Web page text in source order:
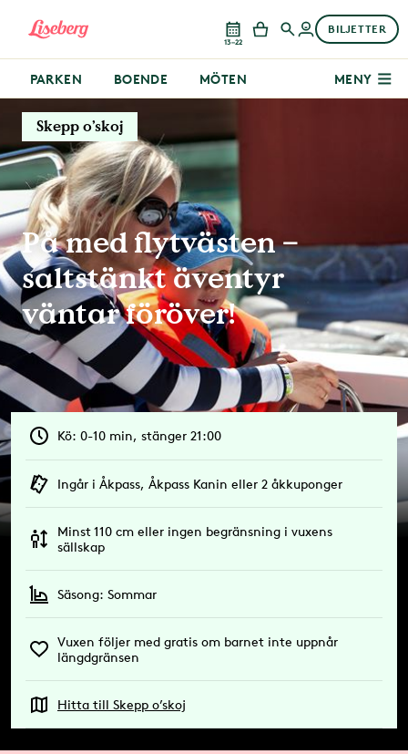
13–22
BILJETTER
PARKEN BOENDE MÖTEN MENY
Skepp o’skoj
På med flytvästen –
saltstänkt äventyr
väntar föröver!
Kö: 0-10 min, stänger 21:00
Ingår i Åkpass, Åkpass Kanin eller 2 åkkuponger
Minst 110 cm eller ingen begränsning i vuxens
sällskap
Säsong: Sommar
Vuxen följer med gratis om barnet inte uppnår
längdgränsen
Hitta till Skepp o’skoj